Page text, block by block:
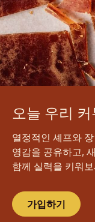
오늘 우리
열정적인 셰프와
영감을 공유하고,
함께 실력을 키워
가입하기